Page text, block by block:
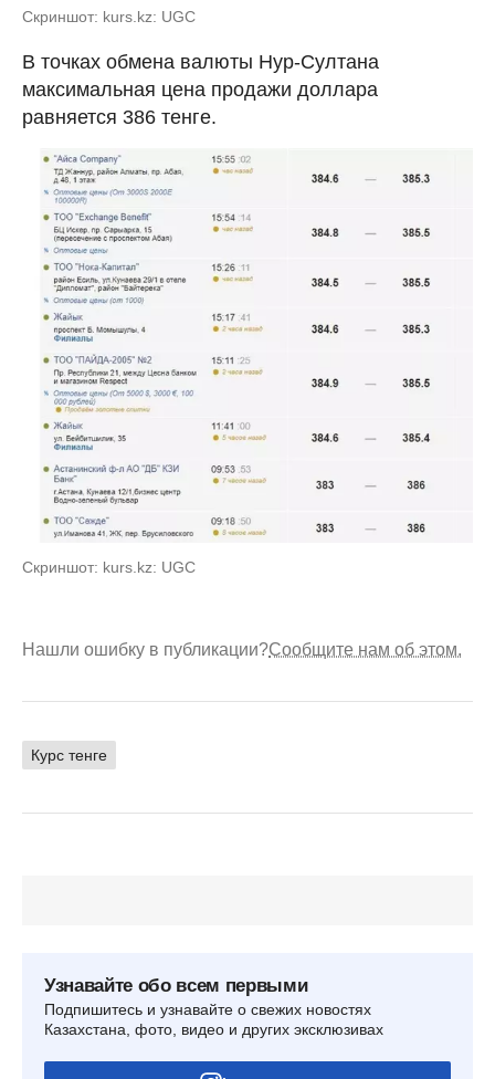
Скриншот: kurs.kz: UGC
В точках обмена валюты Нур-Султана
максимальная цена продажи доллара
равняется 386 тенге.
Скриншот: kurs.kz: UGC
Нашли ошибку в публикации?Сообщите нам об этом.
Курс тенге
Узнавайте обо всем первыми
Подпишитесь и узнавайте о свежих новостях
Казахстана, фото, видео и других эксклюзивах